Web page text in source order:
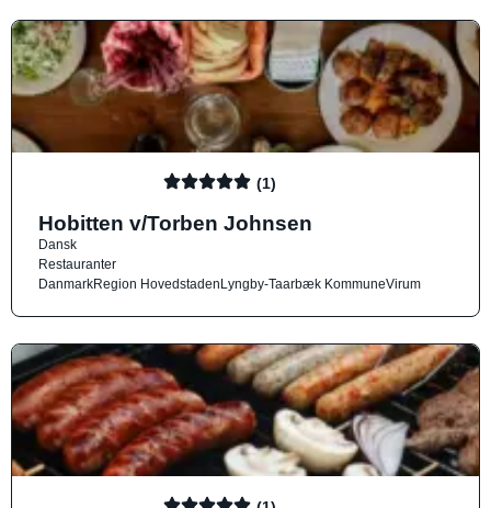
(1)
Hobitten v/Torben Johnsen
Dansk
Restauranter
DanmarkRegion HovedstadenLyngby-Taarbæk KommuneVirum